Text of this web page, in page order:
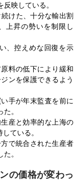
映している。
けた、十分な輸出割
上昇の勢いを制限し
、控えめな回復を示
料の低下により緩和
ンを保護できるよう
手が年末監査を前に
。
産と効率的な上海の
ている。
で統合された生産者
。
の価格が変わっ